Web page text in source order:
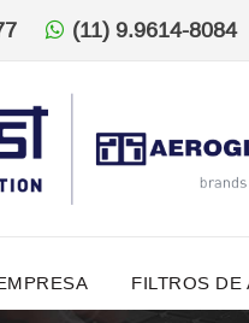
(11) 9.9614-8084
FILTROS DE